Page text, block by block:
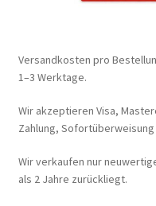
Versandkosten pro
1–3 Werktage.
Wir akzeptieren Visa,
Zahlung,
Wir verkaufen nur
als 2 Jahre zurückliegt.